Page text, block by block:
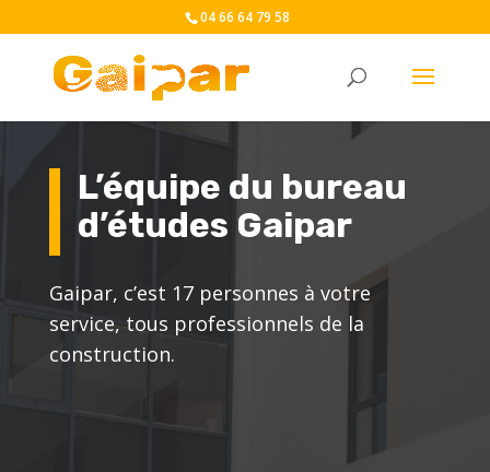
04 66 64 79 58
L’équipe du bureau
d’études Gaipar
Gaipar, c’est 17 personnes à votre
service, tous professionnels de la
construction.